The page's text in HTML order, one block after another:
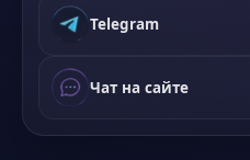
Telegram
Чат на сайте